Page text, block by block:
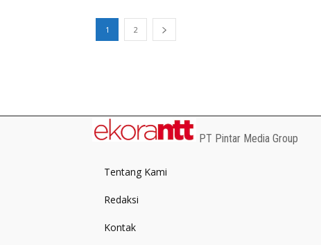
1 2
PT Pintar Media Group
Tentang Kami
Redaksi
Kontak